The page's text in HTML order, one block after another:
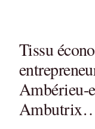
Tissu
Ambérieu-